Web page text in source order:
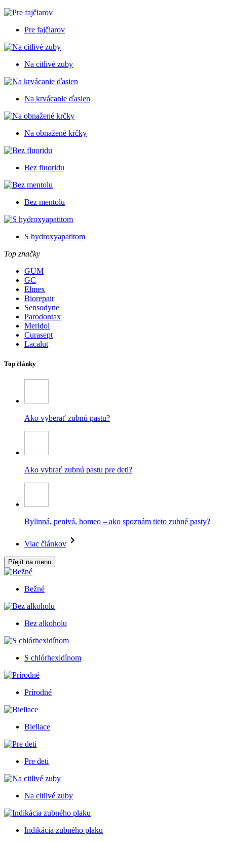
Pre fajčiarov
Na citlivé zuby
Na krvácanie ďasien
Na obnažené krčky
Bez fluoridu
Bez mentolu
S hydroxyapatitom
Top značky
GUM
GC
Elmex
Biorepair
Sensodyne
Parodontax
Meridol
Curasept
Lacalut
Top články
Ako vyberať zubnú pastu?
Ako vybrať zubnú pastu pre deti?
Bylinná, penivá, homeo – ako spoznám tieto zubné pasty?
Viac článkov
Přejít na menu
Bežné
Bez alkoholu
S chlórhexidínom
Prírodné
Bieliace
Pre deti
Na citlivé zuby
Indikácia zubného plaku